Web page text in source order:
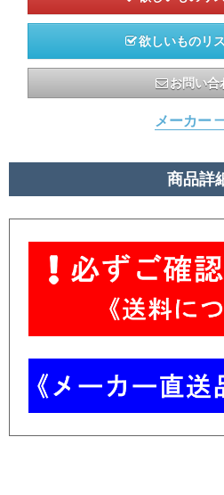
欲しいものリ
お問い合
メーカー
商品詳